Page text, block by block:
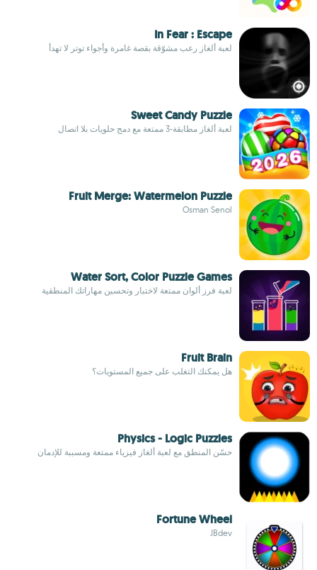
In Fear : Escape
لعبة ألغاز رعب مشوّقة بقصة غامرة وأجواء توتر لا تهدأ
Sweet Candy Puzzle
لعبة ألغاز مطابقة-3 ممتعة مع دمج حلويات بلا اتصال
Fruit Merge: Watermelon Puzzle
Osman Senol
Water Sort, Color Puzzle Games
لعبة فرز ألوان ممتعة لاختبار وتحسين مهاراتك المنطقية
Fruit Brain
هل يمكنك التغلب على جميع المستويات؟
Physics - Logic Puzzles
حسّن المنطق مع لعبة ألغاز فيزياء ممتعة ومسببة للإدمان
Fortune Wheel
JBdev